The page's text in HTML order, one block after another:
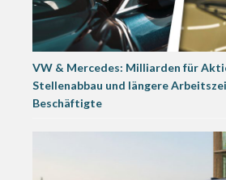
VW & Mercedes: Milliarden für
Stellenabbau und längere
Beschäftigte